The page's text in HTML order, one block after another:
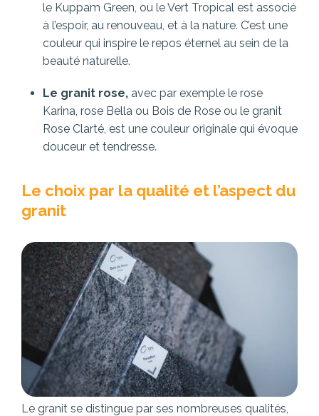
le Kuppam Green, ou le Vert Tropical est associé
à l’espoir, au renouveau, et à la nature. C’est une
couleur qui inspire le repos éternel au sein de la
beauté naturelle.
Le granit rose, avec par exemple le rose
Karina, rose Bella ou Bois de Rose ou le granit
Rose Clarté, est une couleur originale qui évoque
douceur et tendresse.
Le choix par la qualité et l’aspect du
granit
Le granit se distingue par ses nombreuses qualités,